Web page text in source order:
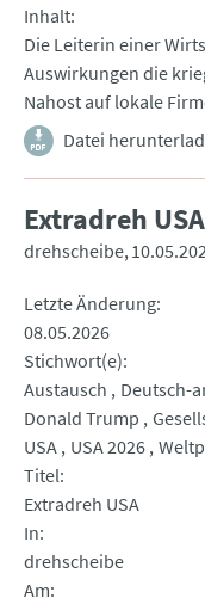
Inhalt
Die Leiterin einer
Auswirkungen die
Nahost auf lokale
Datei
Extradreh USA
drehscheibe
Letzte Änderung
08.05.2026
Stichwort(e)
Austausch
Deutsch-
Donald Trump
USA USA 2026
Titel
Extradreh USA
In
drehscheibe
Am